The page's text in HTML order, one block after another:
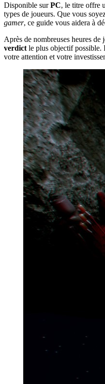
Disponible surPC, le titre offre
types de joueurs. Que vous
gamer, ce guide vous aidera à
Après de nombreuses heures
verdict le plus objectif possible.
votre attention et votre